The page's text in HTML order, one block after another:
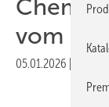
vom
05.01.2026